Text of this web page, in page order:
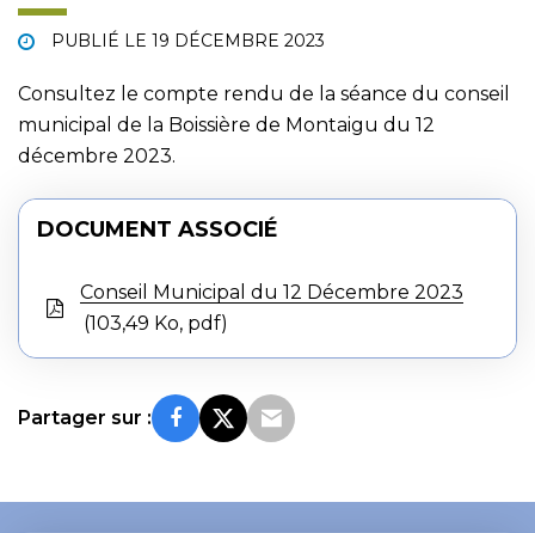
PUBLIÉ LE 19 DÉCEMBRE 2023
Consultez le compte rendu de la séance du conseil
municipal de la Boissière de Montaigu du 12
décembre 2023.
DOCUMENT ASSOCIÉ
Conseil Municipal du 12 Décembre 2023
103,49 Ko, pdf
Partager sur :